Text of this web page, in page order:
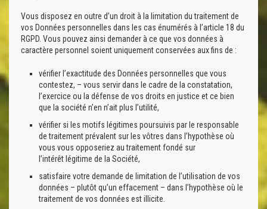
Vous disposez en outre d’un droit à la limitation du traitement de
vos Données personnelles dans les cas énumérés à l’article 18 du
RGPD. Vous pouvez ainsi demander à ce que vos données à
caractère personnel soient uniquement conservées aux fins de :
vérifier l’exactitude des Données personnelles que vous
contestez, – vous servir dans le cadre de la constatation,
l’exercice ou la défense de vos droits en justice et ce bien
que la société n’en n’ait plus l’utilité,
vérifier si les motifs légitimes poursuivis par le responsable
de traitement prévalent sur les vôtres dans l’hypothèse où
vous vous opposeriez au traitement fondé sur
l’intérêt légitime de la Société,
satisfaire votre demande de limitation de l’utilisation de vos
données – plutôt qu’un effacement – dans l’hypothèse où le
traitement de vos données est illicite.